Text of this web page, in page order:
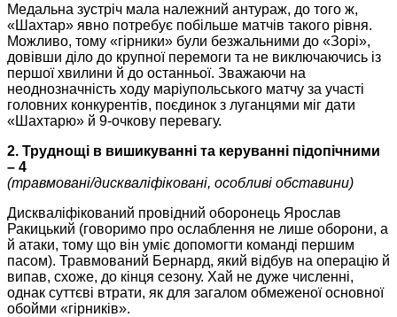
Медальна зустріч мала належний антураж, до того ж,
«Шахтар» явно потребує побільше матчів такого рівня.
Можливо, тому «гірники» були безжальними до «Зорі»,
довівши діло до крупної перемоги та не виключаючись із
першої хвилини й до останньої. Зважаючи на
неоднозначність ходу маріупольського матчу за участі
головних конкурентів, поєдинок з луганцями міг дати
«Шахтарю» й 9-очкову перевагу.
2. Труднощі в вишикуванні та керуванні підопічними
– 4
(травмовані/дискваліфіковані, особливі обставини)
Дискваліфікований провідний оборонець Ярослав
Ракицький (говоримо про ослаблення не лише оборони, а
й атаки, тому що він уміє допомогти команді першим
пасом). Травмований Бернард, який відбув на операцію й
випав, схоже, до кінця сезону. Хай не дуже численні,
однак суттєві втрати, як для загалом обмеженої основної
обойми «гірників».